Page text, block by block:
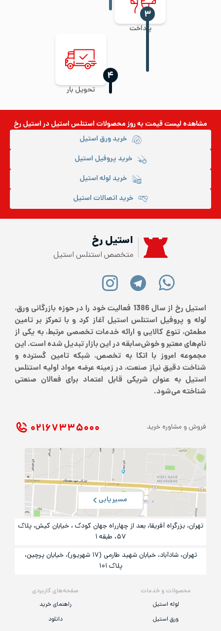
پرداخت
‍۳
تحویل بار
‍۴
مشاهده لیست قیمت به روزمحصولات استنلس استیلدر استیل رخ
خرید ورق استیل
خرید پروفیل استیل
خرید لوله استیل
خرید اتصالات استیل
استیل رخ
متخصص استنلس استیل
استیل رخ از سال 1386 فعالیت خود را در حوزه بازرگانی ورق،
لوله و پروفیل استنلس استیل آغاز کرد و با تمرکز بر تامین
مطمئن، تنوع کالایی و ارائه خدمات تخصصی مرتبط، به یکی از
نام‌های معتبر و خوش‌سابقه در این بازار تبدیل شده است. این
مجموعه امروز با اتکا به تخصص، شبکه تامین گسترده و
شناخت دقیق نیاز صنعت، در زمینه عرضه مواد اولیه استنلس
استیل به عنوان شریکی قابل اعتماد برای فعالان صنعتی
شناخته می‌شود.
محصولات و خدمات
لوله استیل
ورق استیل
صفحه‌های کاربردی
راهنمای خرید
دانلود
فروش و مشاوره خرید ۰۲۱ ۶۷۳۳۵۰۰۰
مسیریابی
تهران، بزرگراه آفریقا، بعد از چهارراه جهان کودک ، خیابان کیش، پلاک
۵۷، طبقه ۱
تهران، شادآباد، خیابان شهید طارمی (۱۷ شهریور)، خیایان پرچین،
پلاک ۱۰۱